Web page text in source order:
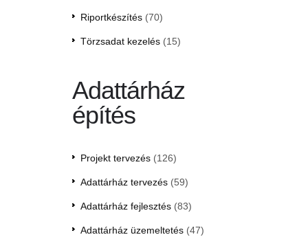
Riportkészítés(70)
Törzsadat kezelés(15)
Adattárház
építés
Projekt tervezés(126)
Adattárház tervezés(59)
Adattárház fejlesztés(83)
Adattárház üzemeltetés(47)